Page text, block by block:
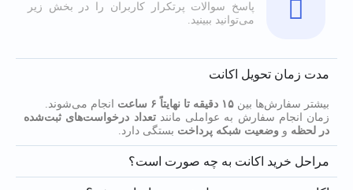
پاسخ سوالات پرتکرار کاربران را در بخش زیر
می‌توانید ببینید.
مدت زمان تحویل اکانت
بیشتر سفارش‌ها بین ۱۵ دقیقه تا نهایتاً ۶ ساعت
انجام می‌شوند.
زمان انجام سفارش به عواملی مانندتعداد درخواست‌های ثبت‌شده
در لحظه و وضعیت شبکه پرداخت بستگی دارد.
مراحل خرید اکانت به چه صورت است؟